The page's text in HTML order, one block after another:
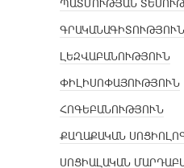
ՊԱՏՄՈՒԹՅԱՆ
ԳՐԱԿԱՆԱԳԻՏՈՒԹՅՈՒՆ
ԼԵԶՎԱԲԱՆՈՒԹՅՈՒՆ
ՓԻԼԻՍՈՓԱՅՈՒԹՅՈՒՆ
ՀՈԳԵԲԱՆՈՒԹՅՈՒՆ
ՔԱՂԱՔԱԿԱՆ
ՍՈՑԻԱԼԱԿԱՆ